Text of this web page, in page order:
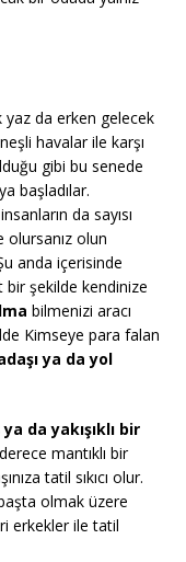
da erken gelecek
havalar ile karşı
gibi bu senede
başladılar.
da sayısı
olursanız olun
anda içerisinde
şekilde kendinize
bilmenizi aracı
Kimseye para falan
ya da yol
da yakışıklı bir
mantıklı bir
tatil sıkıcı olur.
olmak üzere
erkekler ile tatil